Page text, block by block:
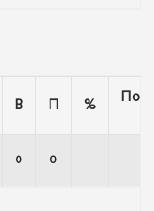
В П %
0 0